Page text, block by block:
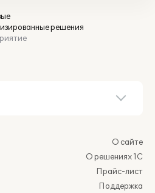
решения
О сайте
О решениях 1С
Прайс-лист
Поддержка